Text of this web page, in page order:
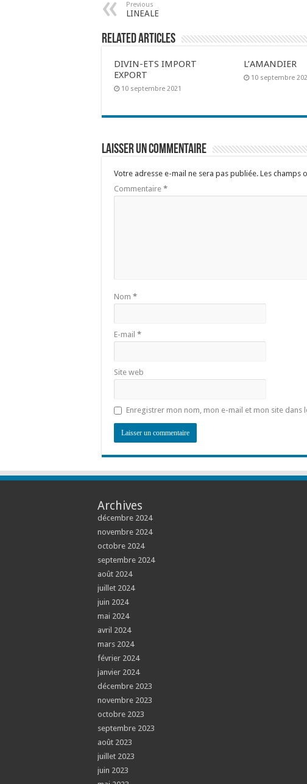
Previous
LINEALE
Related Articles
DIVIN-ETS IMPORT
EXPORT
10 septembre 2021
L’AMANDIER
10 septembre
Laisser un commentaire
Votre adresse e-mail ne sera pas publiée. Les champs
Commentaire *
Nom *
E-mail *
Site web
Enregistrer mon nom, mon e-mail et mon site
Archives
décembre 2024
novembre 2024
octobre 2024
septembre 2024
août 2024
juillet 2024
juin 2024
mai 2024
avril 2024
mars 2024
février 2024
janvier 2024
décembre 2023
novembre 2023
octobre 2023
septembre 2023
août 2023
juillet 2023
juin 2023